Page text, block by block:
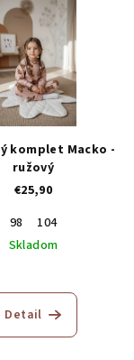
komplet Macko -
ružový
€25,90
98
104
Skladom
hodnotenie
produktu
Detail